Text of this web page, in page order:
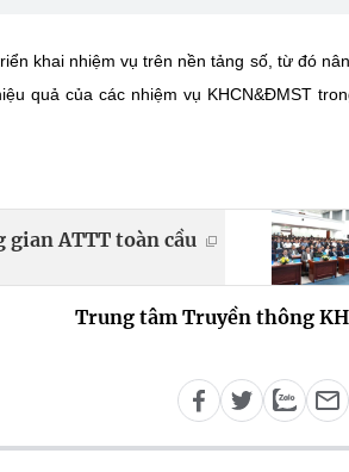
khai nhiệm vụ trên nền tảng số, từ đó
quả của các nhiệm vụ KHCN&ĐMST
ATTT toàn cầu
Trung tâm Truyền thông